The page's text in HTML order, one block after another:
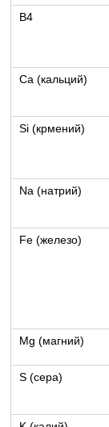
B4
Ca (кальций)
Si (крмений)
Na (натрий)
Fe (железо)
Mg (магний)
S (сера)